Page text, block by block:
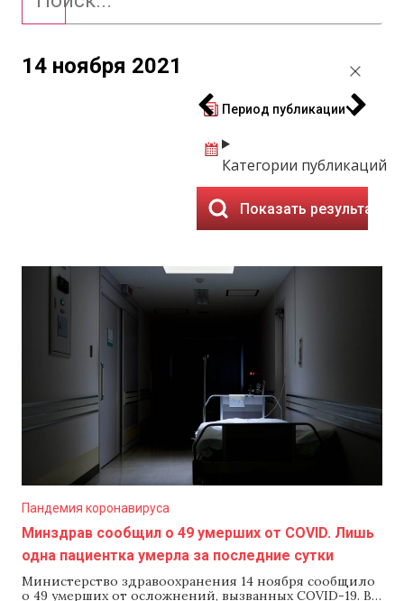
14 ноября 2021
Период публикации
Категории публикаций
Показать результаты
Пандемия коронавируса
Минздрав сообщил о 49 умерших от COVID. Лишь
одна пациентка умерла за последние сутки
Министерство здравоохранения 14 ноября сообщило
о 49 умерших от осложнений, вызванных COVID-19. В